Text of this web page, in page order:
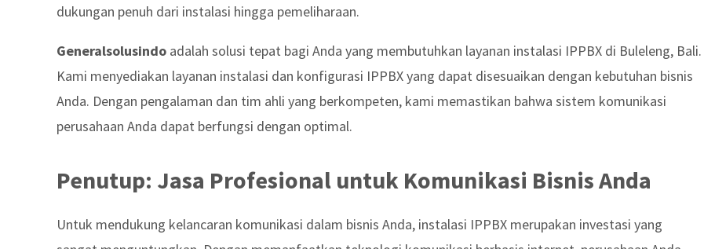
dukungan penuh dari instalasi hingga pemeliharaan.
Generalsolusindo adalah solusi tepat bagi Anda yang membutuhkan layanan instalasi IPPBX di Buleleng, Bali.
Kami menyediakan layanan instalasi dan konfigurasi IPPBX yang dapat disesuaikan dengan kebutuhan bisnis
Anda. Dengan pengalaman dan tim ahli yang berkompeten, kami memastikan bahwa sistem komunikasi
perusahaan Anda dapat berfungsi dengan optimal.
Penutup: Jasa Profesional untuk Komunikasi Bisnis Anda
Untuk mendukung kelancaran komunikasi dalam bisnis Anda, instalasi IPPBX merupakan investasi yang